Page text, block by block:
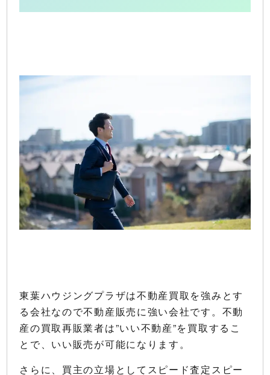
東葉ハウジングプラザは不動産買取を強みとす
る会社なので不動産販売に強い会社です。不動
産の買取再販業者は”いい不動産”を買取するこ
とで、いい販売が可能になります。
さらに、買主の立場としてスピード査定スピー